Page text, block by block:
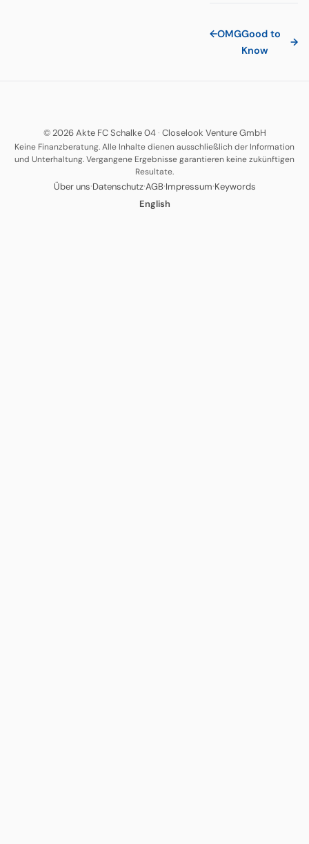
←OMGGood to
Know
→
© 2026 Akte FC Schalke 04· Closelook Venture GmbH
Keine Finanzberatung. Alle Inhalte dienen ausschließlich der Information
und Unterhaltung. Vergangene Ergebnisse garantieren keine zukünftigen
Resultate.
Über uns·Datenschutz·AGB·Impressum·Keywords
English